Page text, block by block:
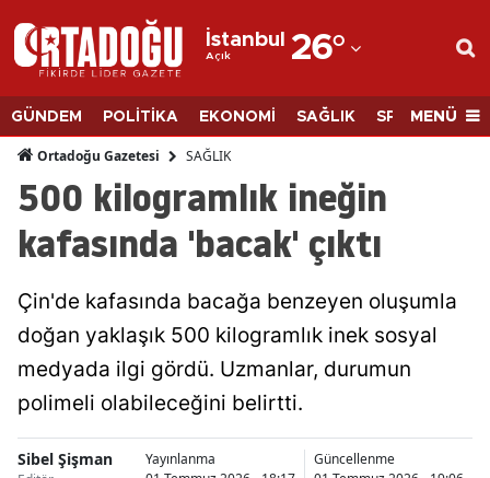
İstanbul
Açık 26°
Adana
Adıyaman
Afyonkarahisar
Ağrı
Amasya
Ankara
Antalya
Artvin
Balıkesir
GÜNDEM POLİTİKA EKONOMİ SAĞLIK SPORMENÜ
Ortadoğu Gazetesi SAĞLIK
500 kilogramlık ineğin
kafasında 'bacak' çıktı
Çin'de kafasında bacağa benzeyen oluşumla
doğan yaklaşık 500 kilogramlık inek sosyal
medyada ilgi gördü. Uzmanlar, durumun
polimeli olabileceğini belirtti.
Sibel Şişman
Yayınlanma
Güncellenme